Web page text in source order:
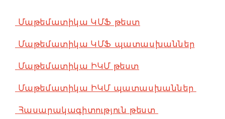
Մաթեմատիկա ԿՄՖ թեստ
Մաթեմատիկա ԿՄՖ պատասխաններ
Մաթեմատիկա ԻԿՄ թեստ
Մաթեմատիկա ԻԿՄ պատասխաններ
Հասարակագիտություն թեստ